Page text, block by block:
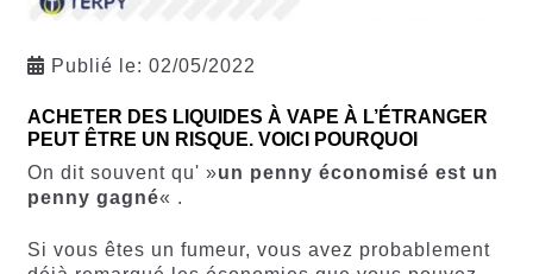
Publié le: 02/05/2022
ACHETER DES LIQUIDES À VAPE À L’ÉTRANGER
PEUT ÊTRE UN RISQUE. VOICI POURQUOI
On dit souvent qu' »un penny économisé est un
penny gagné« .
Si vous êtes un fumeur, vous avez probablement